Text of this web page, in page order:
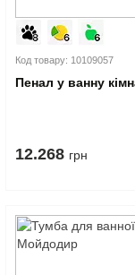
Код товару: 10109057
Пенал у ванну
12.268 грн